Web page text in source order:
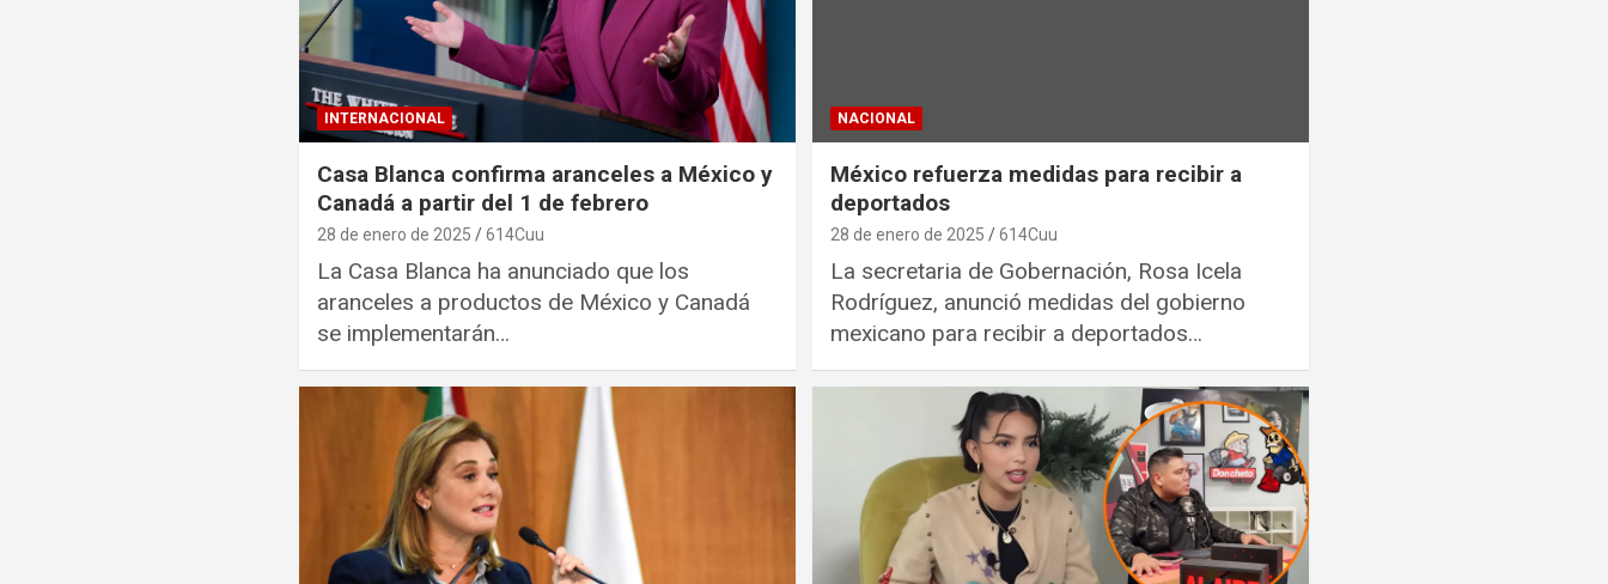
INTERNACIONAL
Casa Blanca confirma aranceles a México y
Canadá a partir del 1 de febrero
28 de enero de 2025 614Cuu
La Casa Blanca ha anunciado que los
aranceles a productos de México y Canadá
se implementarán…
NACIONAL
México refuerza medidas para recibir a
deportados
28 de enero de 2025 614Cuu
La secretaria de Gobernación, Rosa Icela
Rodríguez, anunció medidas del gobierno
mexicano para recibir a deportados…